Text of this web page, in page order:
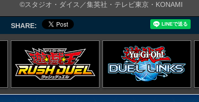
©スタジオ・ダイス／集英社・テレビ東京・KONAMI
SHARE: